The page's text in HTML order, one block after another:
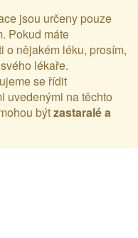
jsou určeny pouze
Pokud máte
o nějakém léku, prosím,
lékaře.
se řídit
uvedenými na těchto
býtzastaralé a